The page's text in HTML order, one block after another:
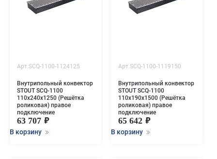
Арт.SCQ-1100-1124125
Внутрипольный конвектор
STOUT SCQ-1100
110х240х1250 (Решётка
роликовая) правое
подключение
63 707
В корзину
Арт.SCQ-1100-1119150
Внутрипольный конвектор
STOUT SCQ-1100
110х190х1500 (Решётка
роликовая) правое
подключение
65 642
В корзину